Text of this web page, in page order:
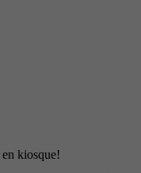
kiosque!